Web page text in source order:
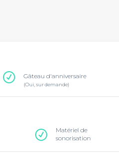
Gâteau d'anniversaire
(Oui, sur demande)
Matériel de
sonorisation